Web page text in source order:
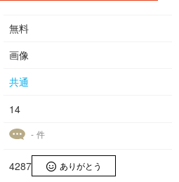
無料
画像
共通
14
- 件
4287 ありがとう